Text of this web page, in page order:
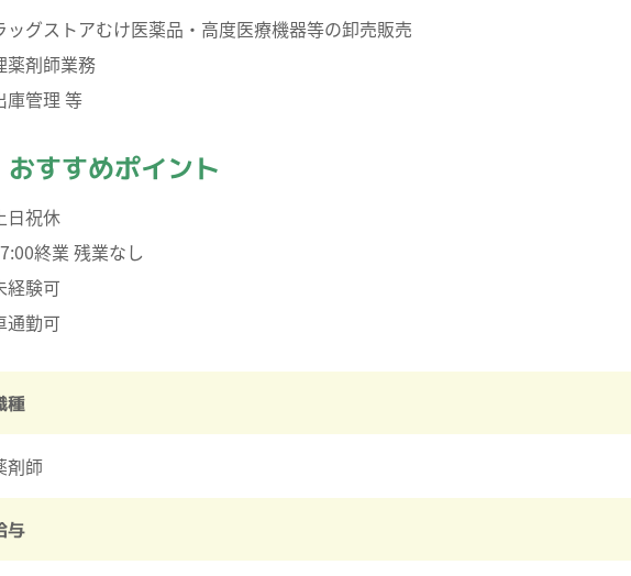
ッグストアむけ医薬品・高度医療機器等の卸売販売
薬剤師業務
庫管理 等
おすすめポイント
日祝休
終業 残業なし
経験可
通勤可
種
剤師
与